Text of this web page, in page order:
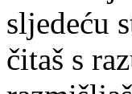
sljedeću
čitaš s